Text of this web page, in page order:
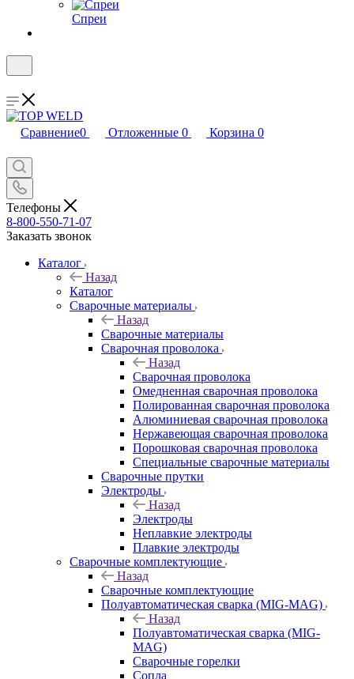
Спреи
Сравнение0 Отложенные 0 Корзина 0
Телефоны
8-800-550-71-07
Заказать звонок
Каталог
Назад
Каталог
Сварочные материалы
Назад
Сварочные материалы
Сварочная проволока
Назад
Сварочная проволока
Омедненная сварочная проволока
Полированная сварочная проволока
Алюминиевая сварочная проволока
Нержавеющая сварочная проволока
Порошковая сварочная проволока
Специальные сварочные материалы
Сварочные прутки
Электроды
Назад
Электроды
Неплавкие электроды
Плавкие электроды
Сварочные комплектующие
Назад
Сварочные комплектующие
Полуавтоматическая сварка (MIG-MAG)
Назад
Полуавтоматическая сварка (MIG-
MAG)
Сварочные горелки
Сопла